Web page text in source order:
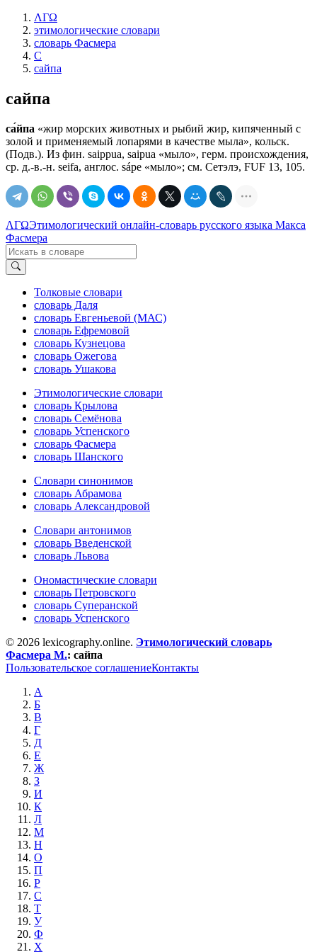
ΛΓΩ
этимологические словари
словарь Фасмера
С
сайпа
сайпа
са́йпа «жир морских животных и рыбий жир, кипяченный с
золой и применяемый лопарями в качестве мыла», кольск.
(Подв.). Из фин. sаiррuа, saipua «мыло», герм. происхождения,
ср. д.-в.-н. seifa, англос. sápe «мыло»; см. Сетэлэ, FUF 13, 105.
ΛΓΩЭтимологический онлайн-словарь русского языка Макса
Фасмера
Толковые словари
словарь Даля
словарь Евгеньевой (МАС)
словарь Ефремовой
словарь Кузнецова
словарь Ожегова
словарь Ушакова
Этимологические словари
словарь Крылова
словарь Семёнова
словарь Успенского
словарь Фасмера
словарь Шанского
Словари синонимов
словарь Абрамова
словарь Александровой
Словари антонимов
словарь Введенской
словарь Львова
Ономастические словари
словарь Петровского
словарь Суперанской
словарь Успенского
© 2026 lexicography.online. Этимологический словарь
Фасмера М.: сайпа
Пользовательское соглашениеКонтакты
А
Б
В
Г
Д
Е
Ж
З
И
К
Л
М
Н
О
П
Р
С
Т
У
Ф
Х